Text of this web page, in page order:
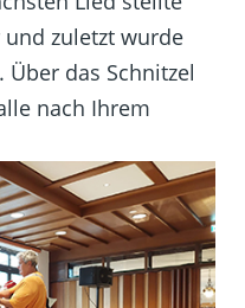
und zuletzt wurde
Über das Schnitzel
nach Ihrem